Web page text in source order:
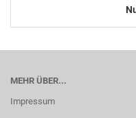
MEHR ÜBER...
Impressum